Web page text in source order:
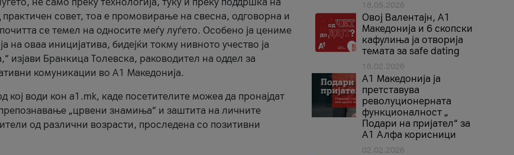
совет, тоа е промовирање на свесна, одговорна и
се темел на односите меѓу луѓето. Особено ја цениме
оваа иницијатива, бидејќи токму нивното учество ја
изјави Бранкица Толевска, раководител на оддел за
комуникации во А1 Македонија.
кој води кон a1.mk, каде посетителите можеа да пронајдат
„црвени знамиња“ и заштита на личните
од различни возрасти, проследена со позитивни
18.05.2026
Овој Валентајн, A1
Македонија и 6 скопски
кафулиња ја отворија
темата за safe dating
16.02.2026
А1 Македонија ја
претставува
револуционерната
функционалност „
Подари на пријател“ за
А1 Алфа корисници
02.02.2026